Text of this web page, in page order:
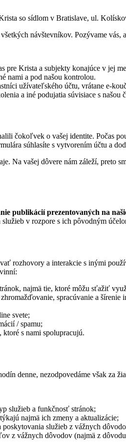
so sídlom v Bratislave, ul.
návštevníkov. Pozývame
pre Krista a subjekty konajúce v jej
nami a pod našou kontrolou.
užívateľského účtu, vrátane e-
a iné podujatia súvisiace s našou
čokoľvek o vašej identite. Počas
súhlasíte s vytvorením účtu a
Na vašej dôvere nám záleží, preto
publikácií prezentovaných na
v rozpore s ich pôvodným
rozhovory a interakcie s inými
najmä tie, ktoré môžu sťažiť
spracúvanie a
svete;
/ spamu;
ktoré s nami spolupracujú.
denne, nezodpovedáme však za
služieb a funkčnosť stránok;
najmä ich zmeny a aktualizácie;
služieb z vážnych
z vážnych dôvodov (najmä z